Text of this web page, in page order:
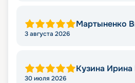
Мартыненко
Николаевна
3 августа 2026
Кузина
30 июля 2026